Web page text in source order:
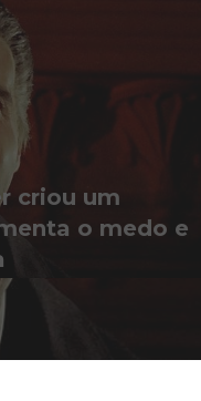
criou um
o medo e